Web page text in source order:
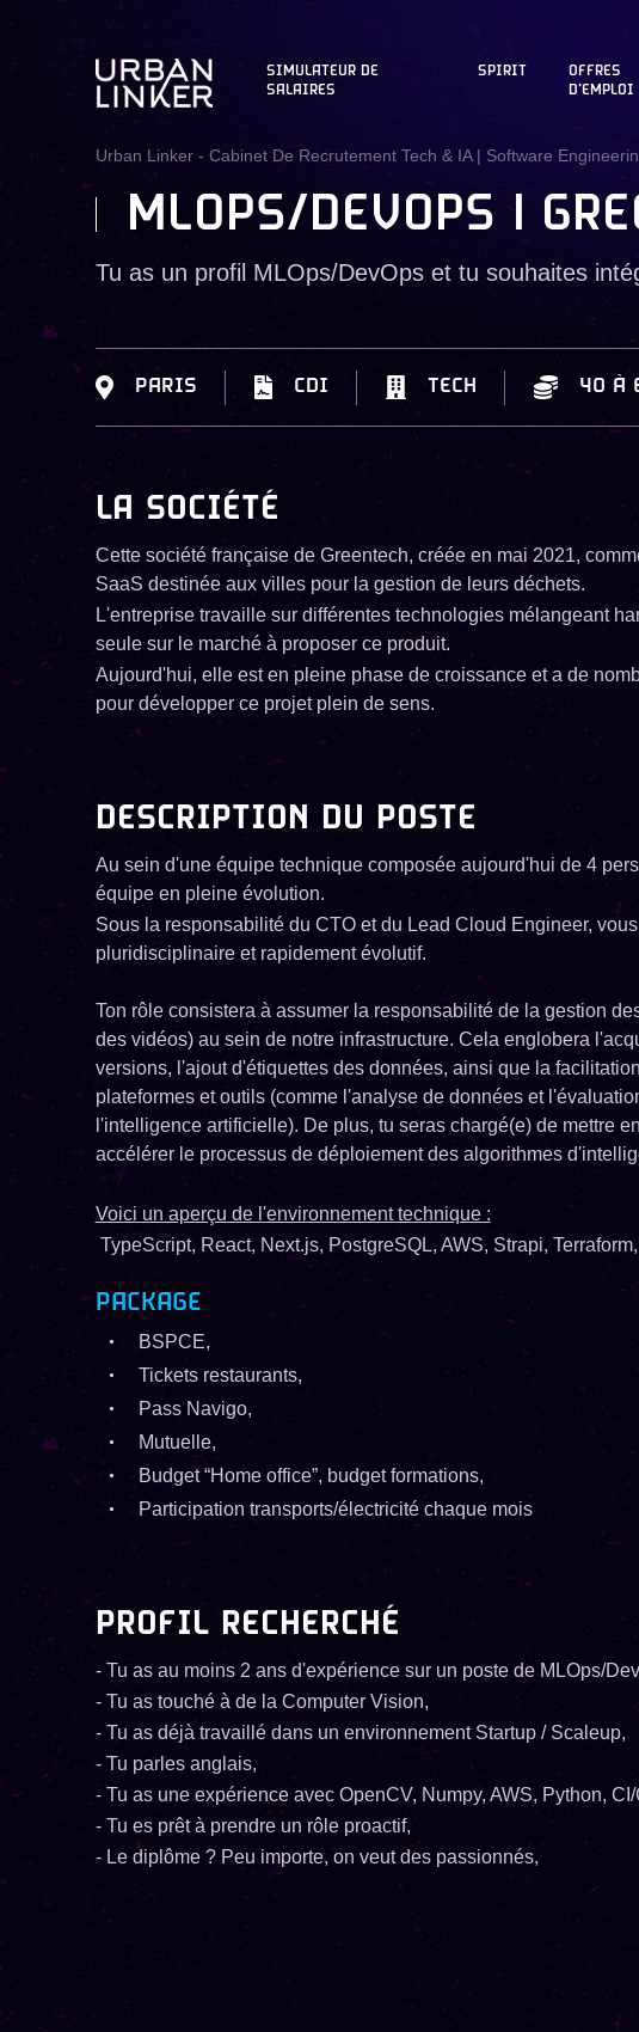
SIMULATEUR DE
SALAIRES
SPIRIT
OFFRES
D'EMPLOI
Urban Linker - Cabinet De Recrutement Tech & IA | Software
MLOPS/DEVOPS |
Tu as un profil MLOps/DevOps et tu souhaites
PARIS CDI TECH 40 À
LA SOCIÉTÉ
Cette société française de Greentech, créée en mai 2021,
SaaS destinée aux villes pour la gestion de leurs déchets.
L'entreprise travaille sur différentes technologies mélangeant
seule sur le marché à proposer ce produit.
Aujourd'hui, elle est en pleine phase de croissance et a de
pour développer ce projet plein de sens.
DESCRIPTION DU POSTE
Au sein d'une équipe technique composée aujourd'hui de 4
équipe en pleine évolution.
Sous la responsabilité du CTO et du Lead Cloud Engineer,
pluridisciplinaire et rapidement évolutif.
Ton rôle consistera à assumer la responsabilité de la gestion
des vidéos) au sein de notre infrastructure. Cela englobera
versions, l'ajout d'étiquettes des données, ainsi que la
plateformes et outils (comme l'analyse de données et
l'intelligence artificielle). De plus, tu seras chargé(e) de mettre
accélérer le processus de déploiement des algorithmes
Voici un aperçu de l'environnement technique :
TypeScript, React, Next.js, PostgreSQL, AWS, Strapi,
PACKAGE
BSPCE,
Tickets restaurants,
Pass Navigo,
Mutuelle,
Budget “Home office”, budget formations,
Participation transports/électricité chaque mois
PROFIL RECHERCHÉ
- Tu as au moins 2 ans d'expérience sur un poste de MLOps/
- Tu as touché à de la Computer Vision,
- Tu as déjà travaillé dans un environnement Startup / Scaleup,
- Tu parles anglais,
- Tu as une expérience avec OpenCV, Numpy, AWS, Python,
- Tu es prêt à prendre un rôle proactif,
- Le diplôme ? Peu importe, on veut des passionnés,